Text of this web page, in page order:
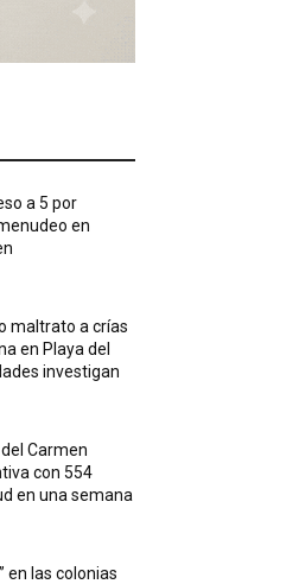
a 5 por
en
maltrato a crías
en Playa del
investigan
Carmen
con 554
en una semana
en las colonias